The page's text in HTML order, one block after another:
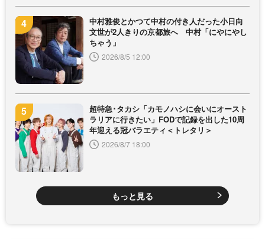
中村雅俊とかつて中村の付き人だった小日向
文世が2人きりの京都旅へ 中村「にやにやし
ちゃう」
2026/8/5 12:00
超特急･タカシ「カモノハシに会いにオースト
ラリアに行きたい」FODで記録を出した10周
年迎える冠バラエティ＜トレタリ＞
2026/8/7 18:00
もっと見る